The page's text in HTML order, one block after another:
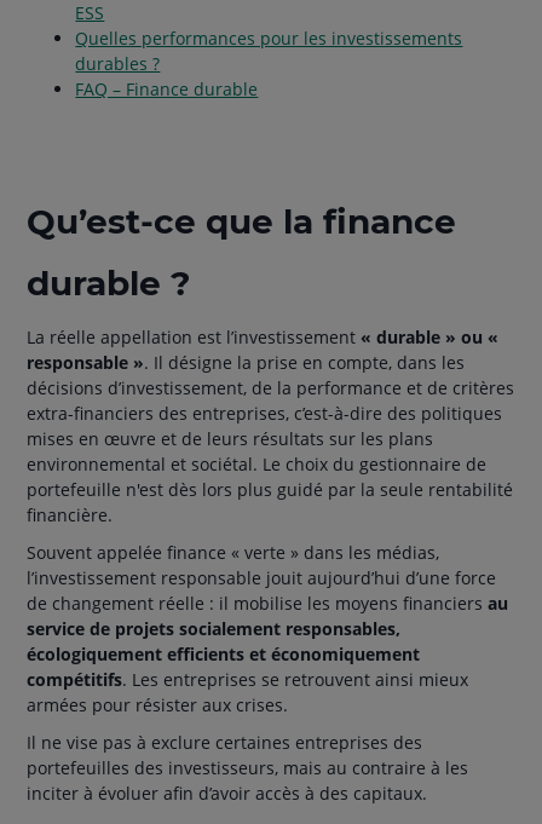
ESS
Quelles performances pour les investissements
durables ?
FAQ – Finance durable
Qu’est-ce que la finance
durable ?
La réelle appellation est l’investissement « durable » ou «
responsable ». Il désigne la prise en compte, dans les
décisions d’investissement, de la performance et de critères
extra-financiers des entreprises, c’est-à-dire des politiques
mises en œuvre et de leurs résultats sur les plans
environnemental et sociétal. Le choix du gestionnaire de
portefeuille n'est dès lors plus guidé par la seule rentabilité
financière.
Souvent appelée finance « verte » dans les médias,
l’investissement responsable jouit aujourd’hui d’une force
de changement réelle : il mobilise les moyens financiersau
service de projets socialement responsables,
écologiquement efficients et économiquement
compétitifs. Les entreprises se retrouvent ainsi mieux
armées pour résister aux crises.
Il ne vise pas à exclure certaines entreprises des
portefeuilles des investisseurs, mais au contraire à les
inciter à évoluer afin d’avoir accès à des capitaux.